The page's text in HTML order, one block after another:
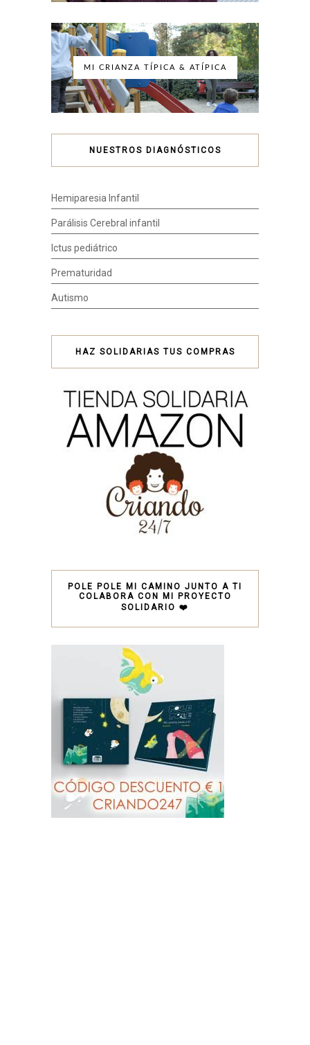
MI CRIANZA TÍPICA & ATÍPICA
NUESTROS DIAGNÓSTICOS
Hemiparesia Infantil
Parálisis Cerebral infantil
Ictus pediátrico
Prematuridad
Autismo
HAZ SOLIDARIAS TUS COMPRAS
POLE POLE MI CAMINO JUNTO A TI
COLABORA CON MI PROYECTO
SOLIDARIO ❤️